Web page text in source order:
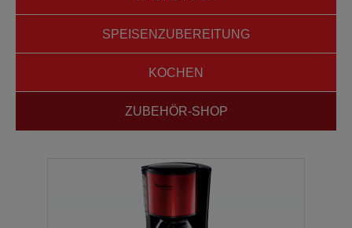
SPEISENZUBEREITUNG
KOCHEN
ZUBEHÖR-SHOP